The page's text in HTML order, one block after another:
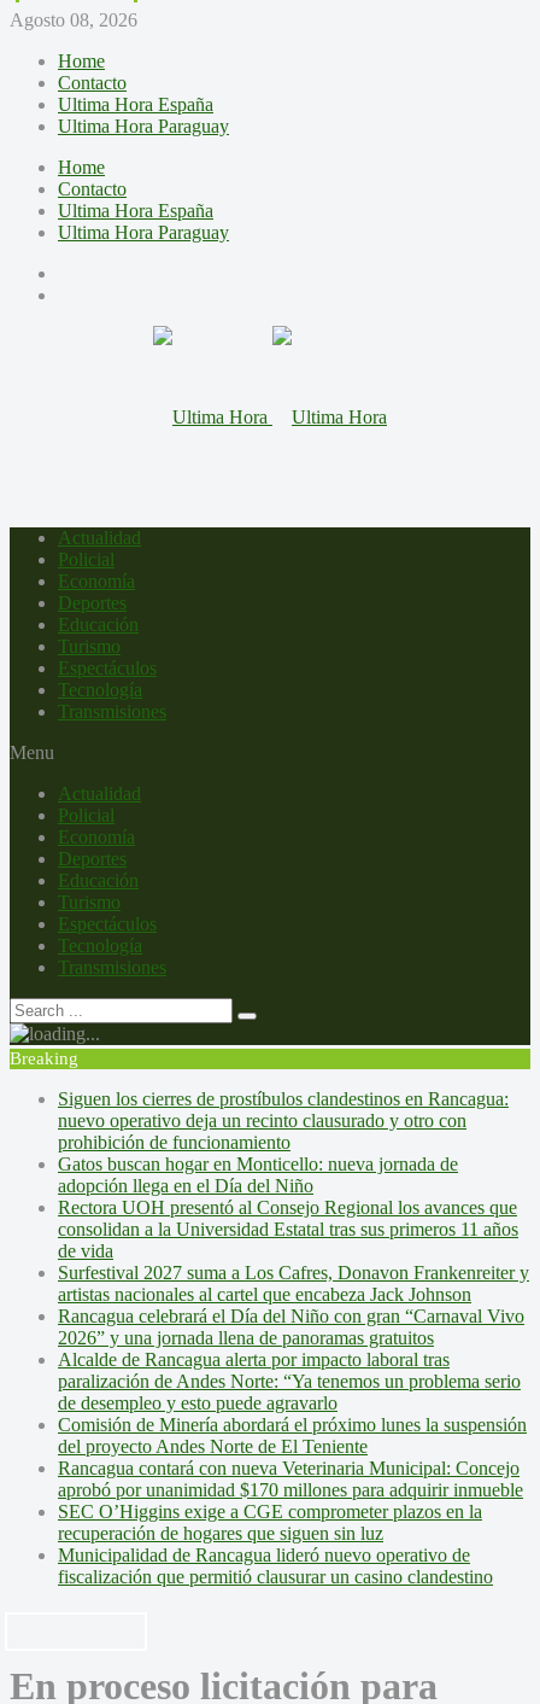
Agosto 08, 2026
Home
Contacto
Ultima Hora España
Ultima Hora Paraguay
Home
Contacto
Ultima Hora España
Ultima Hora Paraguay
Actualidad
Policial
Economía
Deportes
Educación
Turismo
Espectáculos
Tecnología
Transmisiones
Menu
Actualidad
Policial
Economía
Deportes
Educación
Turismo
Espectáculos
Tecnología
Transmisiones
Breaking
Siguen los cierres de prostíbulos clandestinos en Rancagua:
nuevo operativo deja un recinto clausurado y otro con
prohibición de funcionamiento
Gatos buscan hogar en Monticello: nueva jornada de
adopción llega en el Día del Niño
Rectora UOH presentó al Consejo Regional los avances que
consolidan a la Universidad Estatal tras sus primeros 11 años
de vida
Surfestival 2027 suma a Los Cafres, Donavon Frankenreiter y
artistas nacionales al cartel que encabeza Jack Johnson
Rancagua celebrará el Día del Niño con gran “Carnaval Vivo
2026” y una jornada llena de panoramas gratuitos
Alcalde de Rancagua alerta por impacto laboral tras
paralización de Andes Norte: “Ya tenemos un problema serio
de desempleo y esto puede agravarlo
Comisión de Minería abordará el próximo lunes la suspensión
del proyecto Andes Norte de El Teniente
Rancagua contará con nueva Veterinaria Municipal: Concejo
aprobó por unanimidad $170 millones para adquirir inmueble
SEC O’Higgins exige a CGE comprometer plazos en la
recuperación de hogares que siguen sin luz
Municipalidad de Rancagua lideró nuevo operativo de
fiscalización que permitió clausurar un casino clandestino
En proceso licitación para